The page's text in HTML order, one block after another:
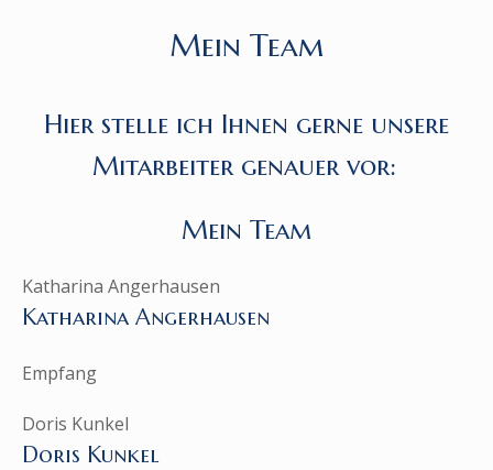
Mein Team
Hier stelle ich Ihnen gerne unsere
Mitarbeiter genauer vor:
Mein Team
Katharina Angerhausen
Katharina Angerhausen
Empfang
Doris Kunkel
Doris Kunkel